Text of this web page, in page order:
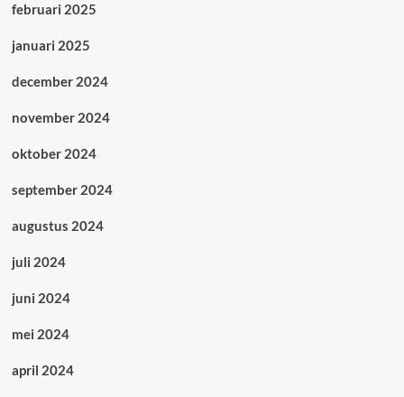
februari 2025
januari 2025
december 2024
november 2024
oktober 2024
september 2024
augustus 2024
juli 2024
juni 2024
mei 2024
april 2024